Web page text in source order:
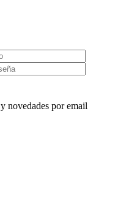
novedades por email